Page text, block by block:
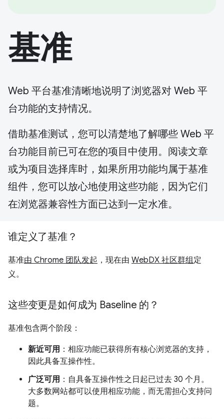
基准
Web 平台基准清晰地说明了浏览器对 Web 平
台功能的支持情况。
借助基准测试，您可以清楚地了解哪些 Web 平
台功能目前已可在您的项目中使用。阅读文章
或为项目选择库时，如果所用功能均属于基准
组件，您可以放心地使用这些功能，因为它们
在浏览器兼容性方面已达到一定水准。
谁定义了基准？
基准由 Chrome 团队发起 ，现在由 WebDX 社区群组定
义。
这些变更是如何成为 Baseline 的？
基准包含两个阶段：
新近可用 ：相应功能已获得所有核心浏览器的支持，
因此具备互操作性。
广泛可用 ：自具备互操作性之日起已过去 30 个月。
大多数网站都可以使用相应功能，而无需担心支持问
题。